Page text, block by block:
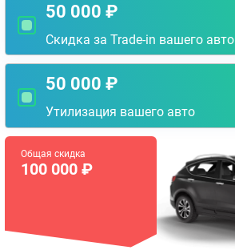
50 000 ₽
Скидка за Trade-in вашего авто
50 000 ₽
Утилизация вашего авто
Общая скидка
100 000 ₽